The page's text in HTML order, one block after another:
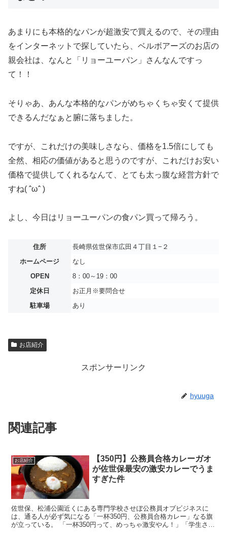
あまりにも本格的なパンが超激安で買えるので、その理由
をインターネットで探していたら、ベルボアーズのお店の
親会社は、なんと「リョーユーパン」さんなんですっ
て！！
そりゃあ、あんな本格的なパンがめちゃくちゃ安くて提供
できるんだなぁと腑に落ちました。
ですが、これだけの美味しさなら、価格を1.5倍にしても
全然、相応の価値があると思うのですが、これだけお安い
価格で提供してくれるなんて、とても太っ腹な経営方針で
すね( ˆωˆ )
よし、今日はリョーユーパンの食パン買って帰ろう。
住所
長崎県佐世保市広田４丁目１−２
ホームページ
なし
OPEN
8：00～19：00
定休日
お正月※要問合せ
駐車場
あり
お店紹介
スポンサーリンク
hyuuga
関連記事
お店紹介
【350円】公務員合格カレーガオ
が佐世保最安の激安カレーでうま
すぎた件
佐世保、松浦公園近くにある専門学校させぼ公務員オブビジネスに
は、通る人が必ず気になる「一杯350円、公務員合格カレー」なる旗
が立っている。 「一杯350円って、めっちゃ激安やん！」「学生さん